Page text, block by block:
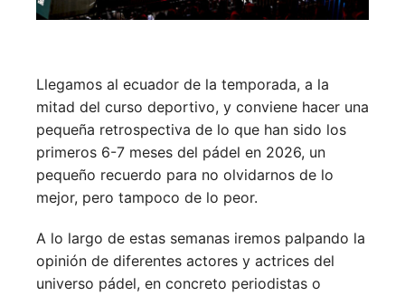
Llegamos al ecuador de la temporada, a la
mitad del curso deportivo, y conviene hacer una
pequeña retrospectiva de lo que han sido los
primeros 6-7 meses del pádel en 2026, un
pequeño recuerdo para no olvidarnos de lo
mejor, pero tampoco de lo peor.
A lo largo de estas semanas iremos palpando la
opinión de diferentes actores y actrices del
universo pádel, en concreto periodistas o